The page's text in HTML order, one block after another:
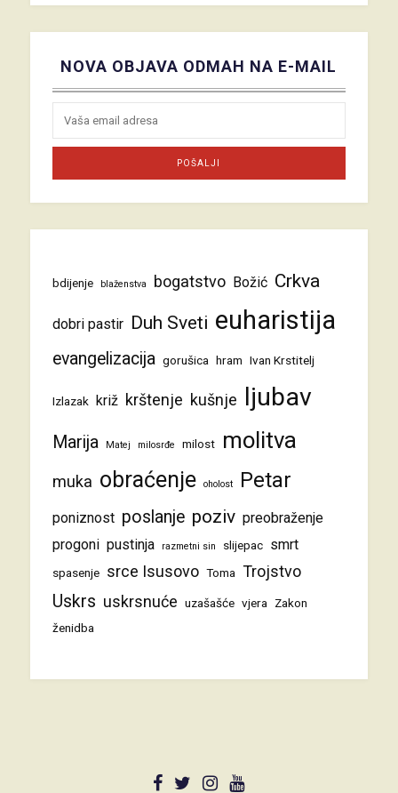
NOVA OBJAVA ODMAH NA E-MAIL
bdijenje blaženstva bogatstvo Božić Crkva
dobri pastir Duh Sveti euharistija
evangelizacija gorušica hram Ivan Krstitelj
Izlazak križ krštenje kušnje ljubav
Marija Matej milosrđe milost molitva
muka obraćenje oholost Petar
poniznost poslanje poziv preobraženje
progoni pustinja razmetni sin slijepac smrt
spasenje srce Isusovo Toma Trojstvo
Uskrs uskrsnuće uzašašće vjera
Zakon
ženidba